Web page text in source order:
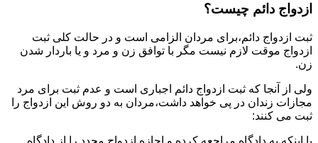
ازدواج دائم چیست؟
ثبت ازدواج دائم،برای مردان الزامی است و در حالت کلی ثبت
ازدواج موقت لازم نیست مگر با توافق زن و مرد و یا باردار شدن
زن.
ولی از آنجا که ثبت ازدواج دائم اجباری است و عدم ثبت برای مرد
مجازات زندان در پی خواهد داشت،مردان به دو روش این ازدواج را
ثبت می کنند:
یا اینکه به دادگاه مراجعه کرده و اجازه ازدواج مجدد را از دادگاه